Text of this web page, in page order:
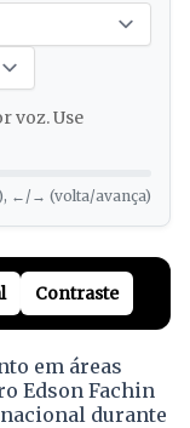
voz. Use
←/→ (volta/avança)
Contraste
em áreas
Edson Fachin
durante